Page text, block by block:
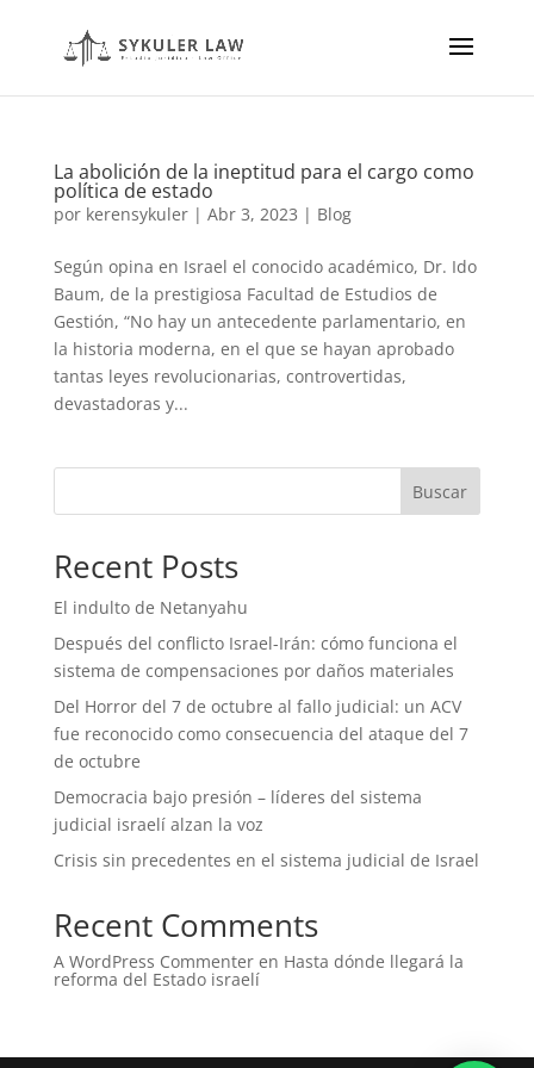
La abolición de la ineptitud para el cargo como
política de estado
por kerensykuler| Abr 3, 2023 | Blog
Según opina en Israel el conocido académico, Dr. Ido
Baum, de la prestigiosa Facultad de Estudios de
Gestión, “No hay un antecedente parlamentario, en
la historia moderna, en el que se hayan aprobado
tantas leyes revolucionarias, controvertidas,
devastadoras y...
Buscar
Recent Posts
El indulto de Netanyahu
Después del conflicto Israel-Irán: cómo funciona el
sistema de compensaciones por daños materiales
Del Horror del 7 de octubre al fallo judicial: un ACV
fue reconocido como consecuencia del ataque del 7
de octubre
Democracia bajo presión – líderes del sistema
judicial israelí alzan la voz
Crisis sin precedentes en el sistema judicial de Israel
Recent Comments
A WordPress Commenteren Hasta dónde llegará la
reforma del Estado israelí